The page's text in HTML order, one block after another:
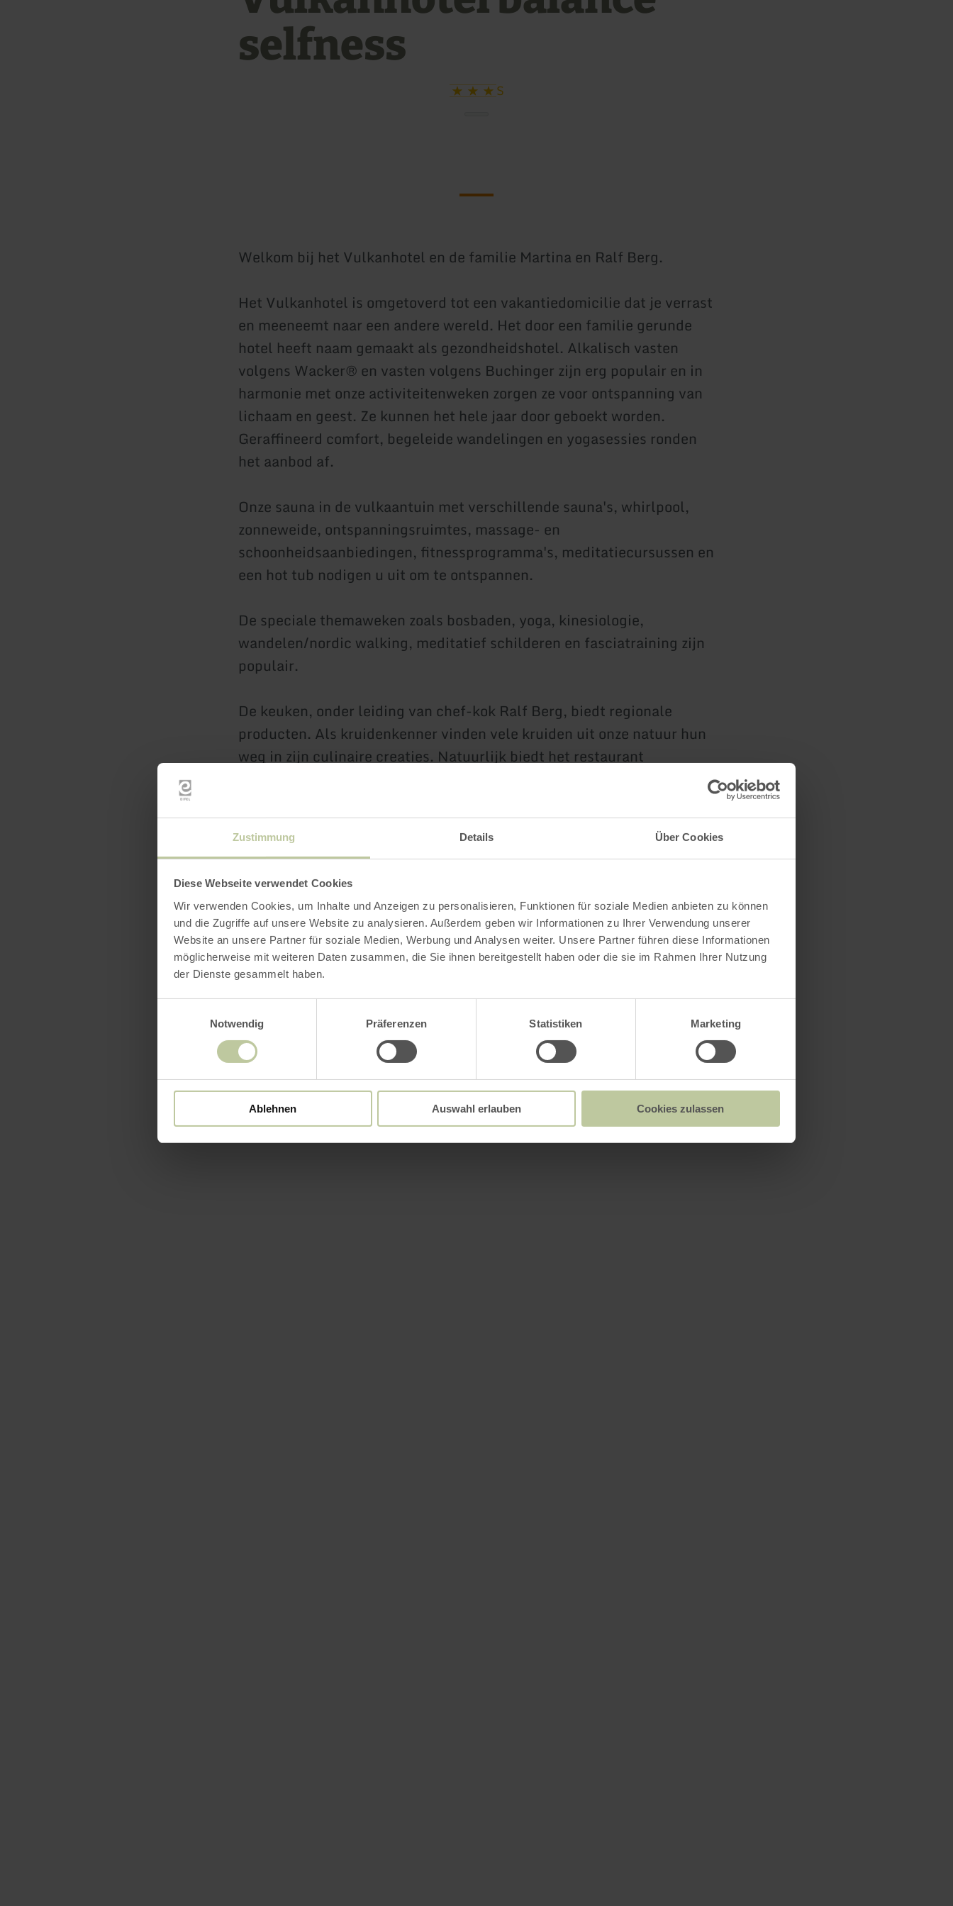
Zustimmung Details Über Cookies
Diese Webseite verwendet Cookies
Wir verwenden Cookies, um Inhalte und Anzeigen zu personalisieren, Funktionen für soziale Medien anbieten zu können
und die Zugriffe auf unsere Website zu analysieren. Außerdem geben wir Informationen zu Ihrer Verwendung unserer
Website an unsere Partner für soziale Medien, Werbung und Analysen weiter. Unsere Partner führen diese Informationen
möglicherweise mit weiteren Daten zusammen, die Sie ihnen bereitgestellt haben oder die sie im Rahmen Ihrer Nutzung
der Dienste gesammelt haben.
Notwendig
Präferenzen Statistiken Marketing
Ablehnen Auswahl erlauben Cookies zulassen
selfness
S
Welkom bij het Vulkanhotel en de familie Martina en Ralf Berg.
Het Vulkanhotel is omgetoverd tot een vakantiedomicilie dat je verrast
en meeneemt naar een andere wereld. Het door een familie gerunde
hotel heeft naam gemaakt als gezondheidshotel. Alkalisch vasten
volgens Wacker® en vasten volgens Buchinger zijn erg populair en in
harmonie met onze activiteitenweken zorgen ze voor ontspanning van
lichaam en geest. Ze kunnen het hele jaar door geboekt worden.
Geraffineerd comfort, begeleide wandelingen en yogasessies ronden
het aanbod af.
Onze sauna in de vulkaantuin met verschillende sauna's, whirlpool,
zonneweide, ontspanningsruimtes, massage- en
schoonheidsaanbiedingen, fitnessprogramma's, meditatiecursussen en
een hot tub nodigen u uit om te ontspannen.
De speciale themaweken zoals bosbaden, yoga, kinesiologie,
wandelen/nordic walking, meditatief schilderen en fasciatraining zijn
populair.
De keuken, onder leiding van chef-kok Ralf Berg, biedt regionale
producten. Als kruidenkenner vinden vele kruiden uit onze natuur hun
weg in zijn culinaire creaties. Natuurlijk biedt het restaurant
meer informatie
Meer informatie
Uitrustingskenmerken
Zegels / certificaten